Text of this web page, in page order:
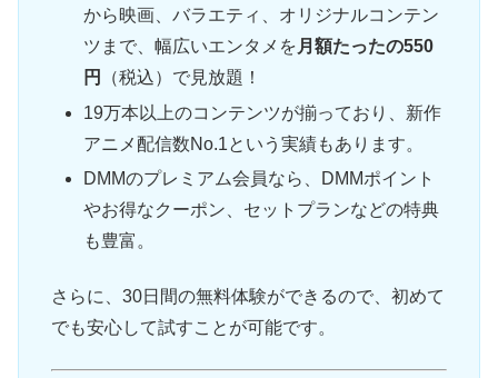
から映画、バラエティ、オリジナルコンテン
ツまで、幅広いエンタメを月額たったの550
円
（税込）で見放題！
19万本以上のコンテンツが揃っており、新作
アニメ配信数No.1という実績もあります。
DMMのプレミアム会員なら、DMMポイント
やお得なクーポン、セットプランなどの特典
も豊富。
さらに、30日間の無料体験ができるので、初めて
でも安心して試すことが可能です。